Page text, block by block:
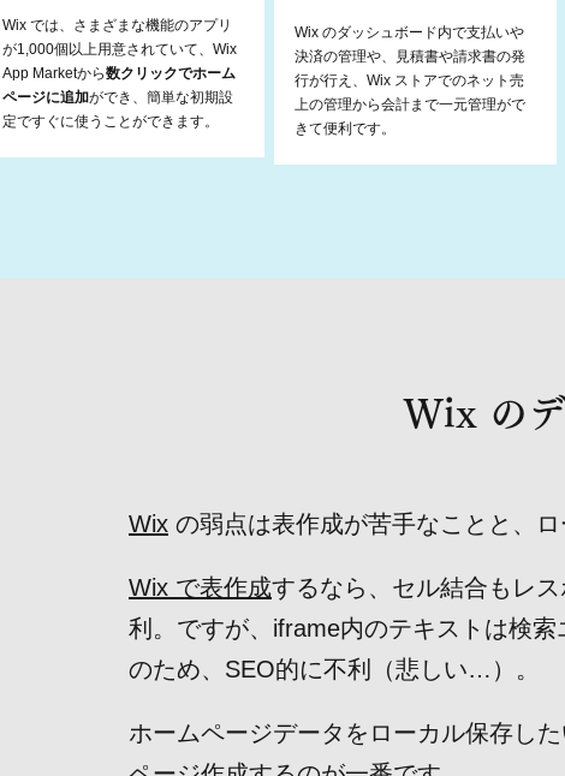
Wix では、さまざまな機能のアプリ
が1,000個以上用意されていて、Wix
App Marketから数クリックでホーム
ページに追加ができ、簡単な初期設
定ですぐに使うことができます。
Wix のダッシュボード内で支払いや
決済の管理や、見積書や請求書の発
行が行え、Wix ストアでのネット売
上の管理から会計まで一元管理がで
きて便利です。
Wix の
Wix の弱点は表作成が苦手なことと、
Wix で表作成するなら、セル結合もレ
利。ですが、iframe内のテキストは検
のため、SEO的に不利（悲しい…）。
ホームページデータをローカル保存し